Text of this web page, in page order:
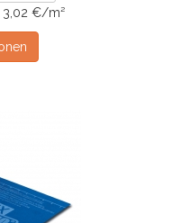
3,02 €/m²